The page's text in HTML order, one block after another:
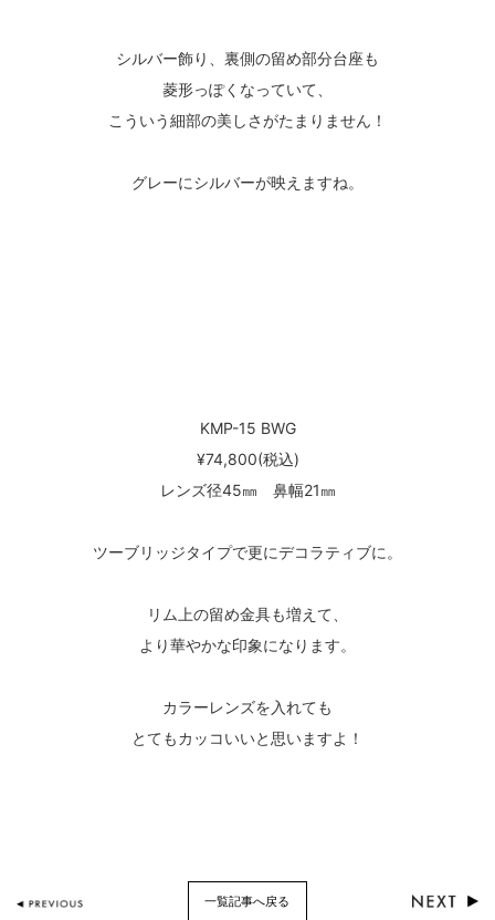
シルバー飾り、裏側の留め部分台座も
菱形っぽくなっていて、
こういう細部の美しさがたまりません！
グレーにシルバーが映えますね。
KMP-15 BWG
¥74,800(税込)
レンズ径45㎜ 鼻幅21㎜
ツーブリッジタイプで更にデコラティブに。
リム上の留め金具も増えて、
より華やかな印象になります。
カラーレンズを入れても
とてもカッコいいと思いますよ！
一覧記事へ戻る